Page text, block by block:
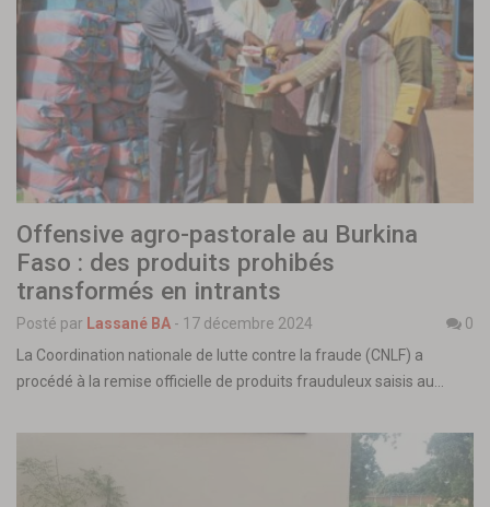
Offensive agro-pastorale au Burkina
Faso : des produits prohibés
transformés en intrants
Posté par Lassané BA - 17 décembre 2024
0
La Coordination nationale de lutte contre la fraude (CNLF) a
procédé à la remise officielle de produits frauduleux saisis au…